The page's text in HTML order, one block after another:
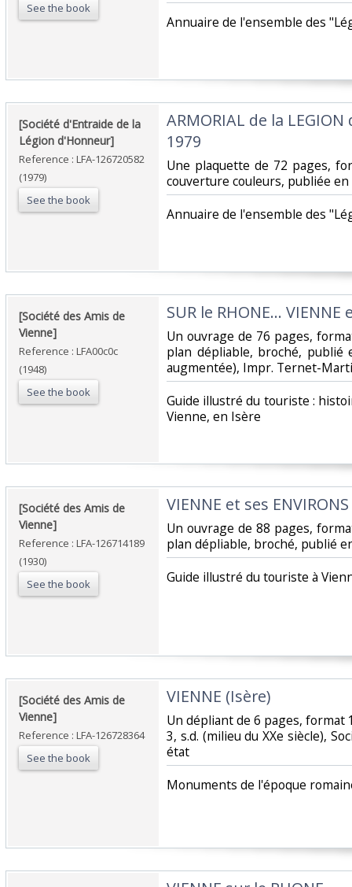
See the book
‎Annuaire de l'ensemble des
‎[Société d'Entraide de la
Légion d'Honneur]‎
Reference : LFA-126720582
(1979)
See the book
‎ARMORIAL de la LEGION
1979‎
‎Une plaquette de 72 pages,
couverture couleurs, publiée
‎Annuaire de l'ensemble des
‎[Société des Amis de
Vienne]‎
Reference : LFA00c0c
(1948)
See the book
‎SUR le RHONE... VIENNE
‎Un ouvrage de 76 pages,
plan dépliable, broché,
augmentée), Impr. Ternet-
‎Guide illustré du touriste :
Vienne, en Isère‎
‎[Société des Amis de
Vienne]‎
Reference : LFA-126714189
(1930)
See the book
‎VIENNE et ses ENVIRONS‎
‎Un ouvrage de 88 pages,
plan dépliable, broché, publié
‎Guide illustré du touriste à
‎[Société des Amis de
Vienne]‎
Reference : LFA-126728364
See the book
‎VIENNE (Isère)‎
‎Un dépliant de 6 pages, format
3, s.d. (milieu du XXe siècle),
état‎
‎Monuments de l'époque